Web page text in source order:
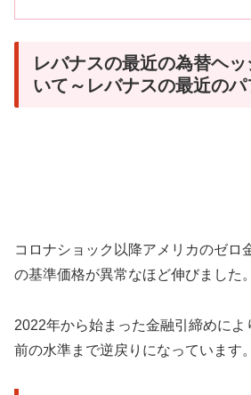
レバナスの最近の為替ヘ
いて～レバナスの最近の
コロナショック以降アメリカのゼロ
の基準価格が異常なほど伸びました。
2022年から始まった金融引締めに
前の水準まで逆戻りになっています。